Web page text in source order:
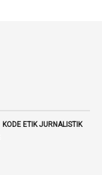
KODE ETIK JURNALISTIK